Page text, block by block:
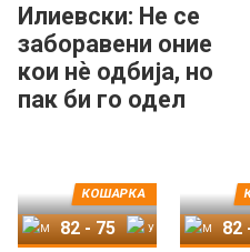
Илиевски: Не се
заборавени оние
кои нè одбија, но
пак би го одел
КОШАРКА
82 - 75 82